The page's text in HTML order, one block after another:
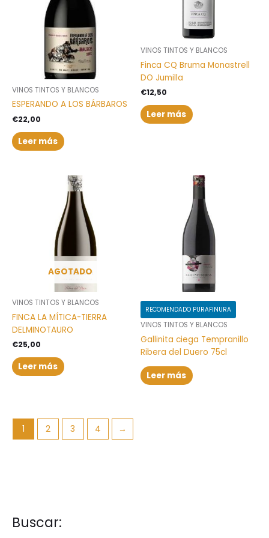
Buscar:
B
VINOS TINTOS Y BLANCOS
ESPERANDO A LOS BÁRBAROS
€22,00
Leer más
VINOS TINTOS Y BLANCOS
Finca CQ Bruma Monastrell
DO Jumilla
€12,50
Leer más
AGOTADO
VINOS TINTOS Y BLANCOS
FINCA LA MÍTICA-TIERRA
DELMINOTAURO
€25,00
Leer más
RECOMENDADO PURAFINURA
VINOS TINTOS Y BLANCOS
Gallinita ciega Tempranillo
Ribera del Duero 75cl
Leer más
1 2 3 4 →